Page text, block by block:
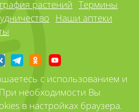
растений Термины
Наши аптеки
с использованием и
необходимости Вы
в настройках браузера.